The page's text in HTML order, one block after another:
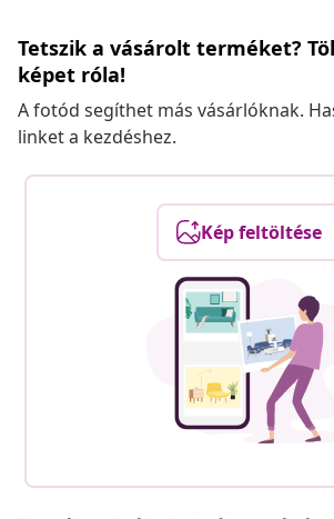
Tetszik a vásárolt terméket?
képet róla!
A fotód segíthet más vásárlóknak.
linket a kezdéshez.
Kép feltöltése